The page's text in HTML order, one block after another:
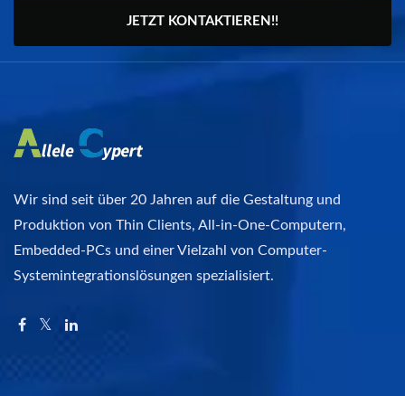
JETZT KONTAKTIEREN!!
Wir sind seit über 20 Jahren auf die Gestaltung und
Produktion von Thin Clients, All-in-One-Computern,
Embedded-PCs und einer Vielzahl von Computer-
Systemintegrationslösungen spezialisiert.